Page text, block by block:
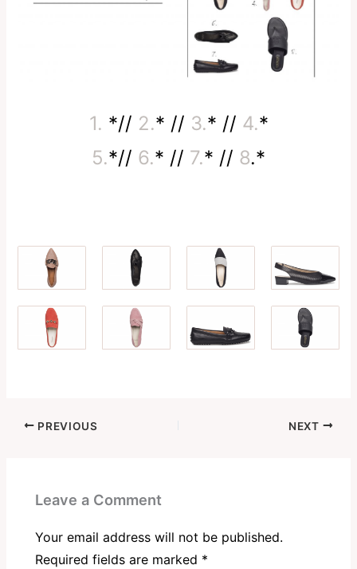
1. *// 2.* // 3.* // 4.*
5.*// 6.* // 7.* // 8.*
PREVIOUS NEXT
Leave a Comment
Your email address will not be published.
Required fields are marked *